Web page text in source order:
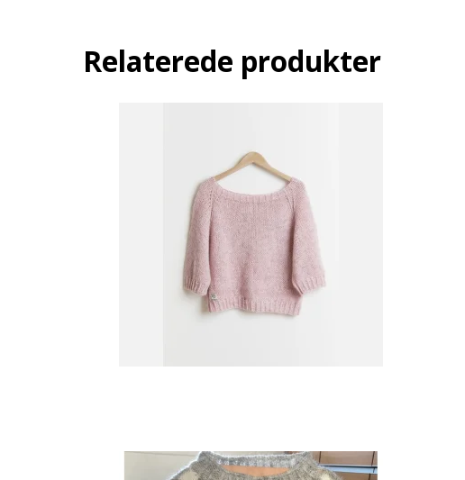
Relaterede produkter